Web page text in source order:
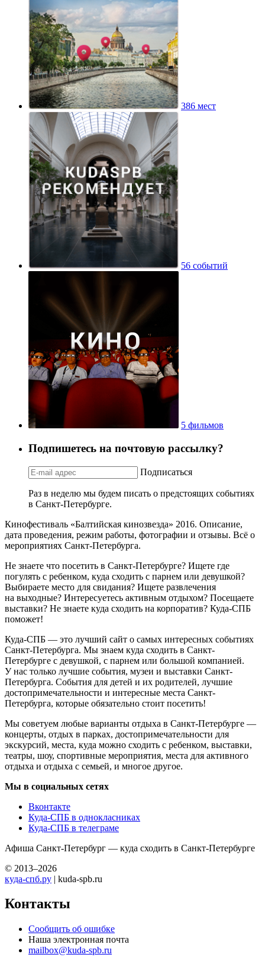
386 мест
56 событий
5 фильмов
Подпишетесь на почтовую рассылку?
Подписаться
Раз в неделю мы будем писать о предстоящих событиях
в Санкт-Петербурге.
Кинофестиваль «Балтийская кинозвезда» 2016. Описание,
дата проведения, режим работы, фотографии и отзывы. Всё о
мероприятиях Санкт-Петербурга.
Не знаете что посетить в Санкт-Петербурге? Ищете где
погулять с ребенком, куда сходить с парнем или девушкой?
Выбираете место для свидания? Ищете развлечения
на выходные? Интересуетесь активным отдыхом? Посещаете
выставки? Не знаете куда сходить на корпоратив? Куда-СПБ
поможет!
Куда-СПБ — это лучший сайт о самых интересных событиях
Санкт-Петербурга. Мы знаем куда сходить в Санкт-
Петербурге с девушкой, с парнем или большой компанией.
У нас только лучшие события, музеи и выставки Санкт-
Петербурга. События для детей и их родителей, лучшие
достопримечательности и интересные места Санкт-
Петербурга, которые обязательно стоит посетить!
Мы советуем любые варианты отдыха в Санкт-Петербурге —
концерты, отдых в парках, достопримечательности для
экскурсий, места, куда можно сходить с ребенком, выставки,
театры, шоу, спортивные мероприятия, места для активного
отдыха и отдыха с семьей, и многое другое.
Мы в социальных сетях
Вконтакте
Куда-СПБ в однокласниках
Куда-СПБ в телеграме
Афиша Санкт-Петербург — куда сходить в Санкт-Петербурге
© 2013–2026
куда-спб.ру | kuda-spb.ru
Контакты
Сообщить об ошибке
Наша электронная почта
mailbox@kuda-spb.ru